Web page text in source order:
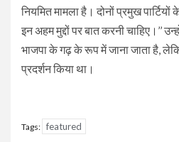
नियमित मामला है। दोनों प्रमुख
इन अहम मुद्दों पर बात करनी चाहिए।’’
भाजपा के गढ़ के रूप में जाना जाता है,
प्रदर्शन किया था।
Tags: featured